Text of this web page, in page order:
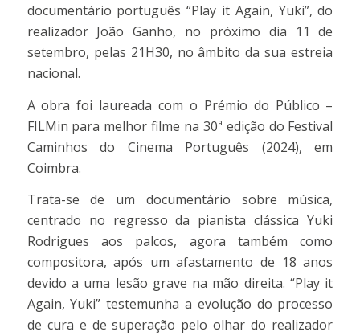
documentário português “Play it Again, Yuki”, do
realizador João Ganho, no próximo dia 11 de
setembro, pelas 21H30, no âmbito da sua estreia
nacional.
A obra foi laureada com o Prémio do Público –
FILMin para melhor filme na 30ª edição do Festival
Caminhos do Cinema Português (2024), em
Coimbra.
Trata-se de um documentário sobre música,
centrado no regresso da pianista clássica Yuki
Rodrigues aos palcos, agora também como
compositora, após um afastamento de 18 anos
devido a uma lesão grave na mão direita. “Play it
Again, Yuki” testemunha a evolução do processo
de cura e de superação pelo olhar do realizador